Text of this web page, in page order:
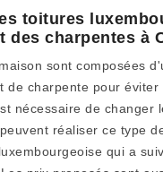
toitures
des charpentes à
sont composées
de charpente pour
nécessaire de changer
réaliser ce type
qui a